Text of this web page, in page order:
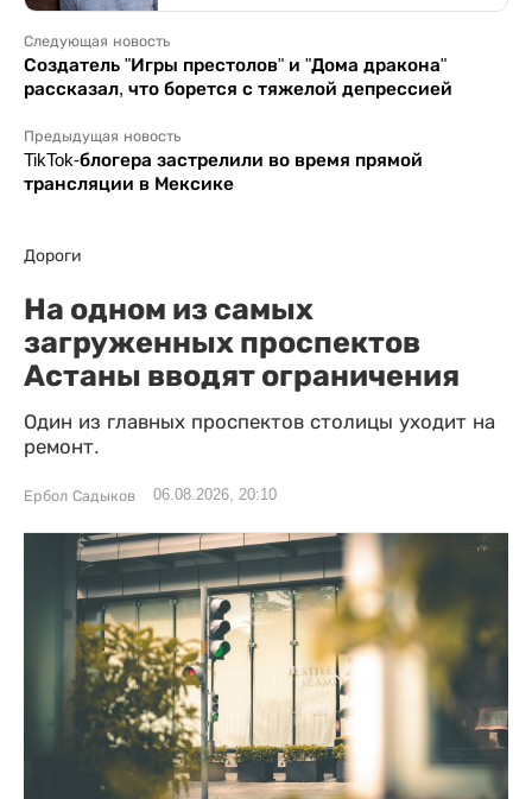
Следующая новость
Создатель "Игры престолов" и "Дома дракона"
рассказал, что борется с тяжелой депрессией
Предыдущая новость
TikTok-блогера застрелили во время прямой
трансляции в Мексике
Дороги
На одном из самых
загруженных проспектов
Астаны вводят ограничения
Один из главных проспектов столицы уходит на
ремонт.
Ербол Садыков 06.08.2026, 20:10